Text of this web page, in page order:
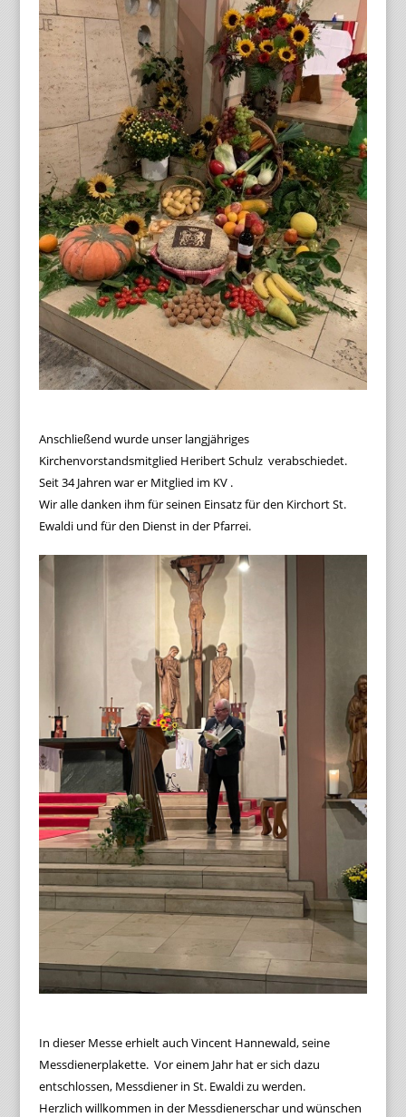
Anschließend wurde unser langjähriges
Kirchenvorstandsmitglied Heribert Schulz verabschiedet.
Seit 34 Jahren war er Mitglied im KV .
Wir alle danken ihm für seinen Einsatz für den Kirchort St.
Ewaldi und für den Dienst in der Pfarrei.
In dieser Messe erhielt auch Vincent Hannewald, seine
Messdienerplakette. Vor einem Jahr hat er sich dazu
entschlossen, Messdiener in St. Ewaldi zu werden.
Herzlich willkommen in der Messdienerschar und wünschen